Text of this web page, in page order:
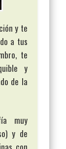
y te
a tus
te
y
de la
muy
y de